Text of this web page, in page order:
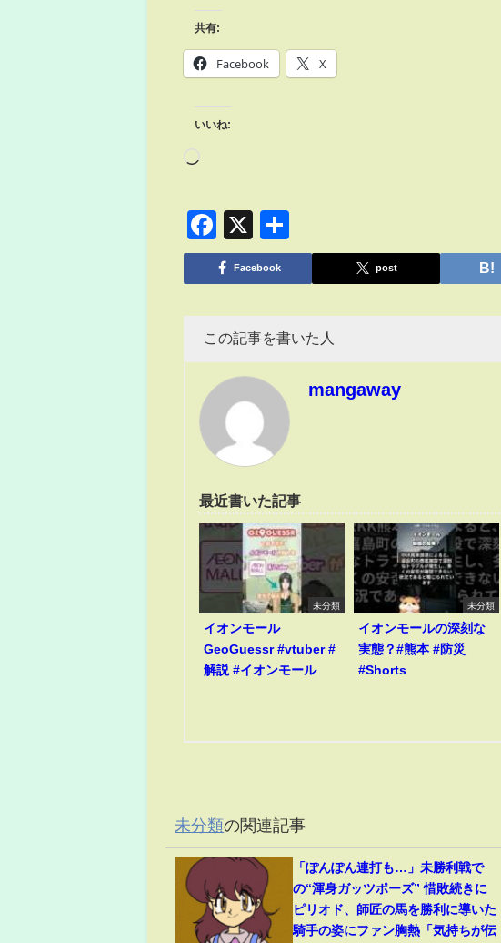
共有:
Facebook X
いいね:
Facebook
X
有
Facebook post
この記事を書いた人
mangaway
最近書いた記事
未分類
イオンモール
GeoGuessr #vtuber #
解説 #イオンモール
未分類
イオンモールの深刻な
実態？#熊本 #防災
#Shorts
未分類の関連記事
「ぽんぽん連打も…」未勝利戦で
の“渾身ガッツポーズ” 惜敗続きに
ピリオド、師匠の馬を勝利に導いた
騎手の姿にファン胸熱「気持ちが伝